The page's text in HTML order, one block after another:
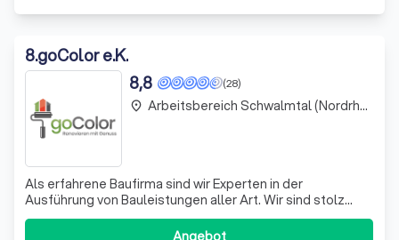
8.goColor e.K.
(28)
8,8
Als erfahrene Baufirma sind wir Experten in der
Ausführung von Bauleistungen aller Art. Wir sind stolz
darauf, dass wir uns durch unsere Fachkenntnisse und
unser Engagement für Qualität auszeichnen. Unser Team
Angebot
place Arbeitsbereich Schwalmtal (Nordrhein-Westfalen)